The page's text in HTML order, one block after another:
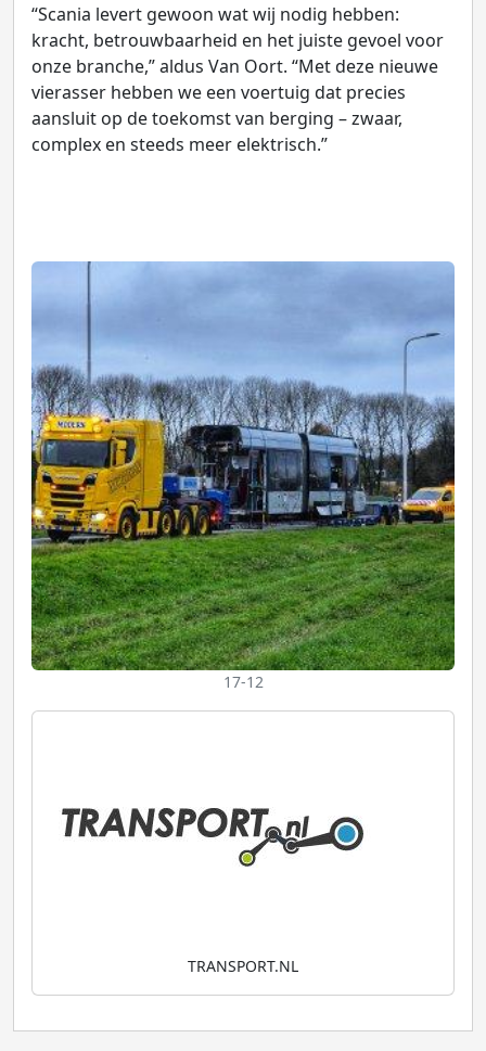
“Scania levert gewoon wat wij nodig hebben:
kracht, betrouwbaarheid en het juiste gevoel voor
onze branche,” aldus Van Oort. “Met deze nieuwe
vierasser hebben we een voertuig dat precies
aansluit op de toekomst van berging – zwaar,
complex en steeds meer elektrisch.”
17-12
TRANSPORT.NL